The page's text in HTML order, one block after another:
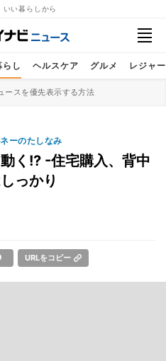
いい暮らしから
らし ヘルスケア グルメ レジャー
ースを優先表示する方法
ーのたしなみ
く!? -住宅購入、背中
っかり
URLをコピー